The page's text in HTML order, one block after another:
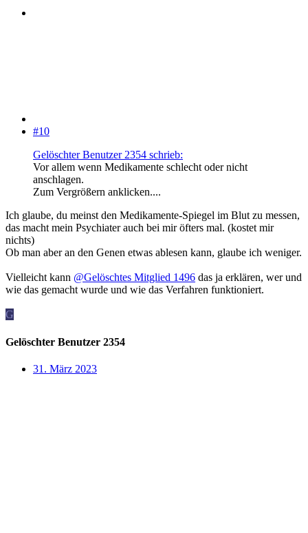
#10
Gelöschter Benutzer 2354 schrieb:
Vor allem wenn Medikamente schlecht oder nicht
anschlagen.
Zum Vergrößern anklicken....
Ich glaube, du meinst den Medikamente-Spiegel im Blut zu messen,
das macht mein Psychiater auch bei mir öfters mal. (kostet mir
nichts)
Ob man aber an den Genen etwas ablesen kann, glaube ich weniger.
Vielleicht kann @Gelöschtes Mitglied 1496 das ja erklären, wer und
wie das gemacht wurde und wie das Verfahren funktioniert.
G
Gelöschter Benutzer 2354
31. März 2023